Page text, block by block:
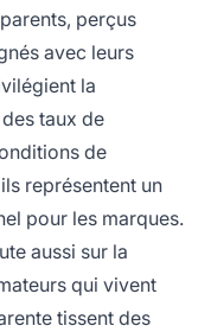
perçus
avec leurs
la
taux de
de
représentent un
pour les marques.
aussi sur la
qui vivent
tissent des